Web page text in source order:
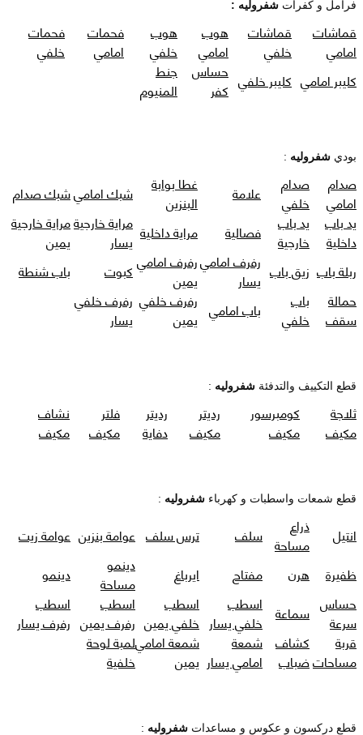
فرامل و كفرات شفروليه :
قماشات
امامي
قماشات
خلفي
هوب
امامي
هوب
خلفي
فحمات
امامي
فحمات
خلفي
كليبر امامي كليبر خلفي حساس
كفر
جنط
المنيوم
بودي شفروليه :
صدام
امامي
صدام
خلفي
علامة
غطا بوابة
البنزين
شبك اماميشبك صدام
يد باب
داخلية
يد باب
خارجية
فصالية مراية داخلية مراية خارجية
يسار
مراية خارجية
يمين
ربلة باب زيق باب رفرف امامي
يسار
رفرف امامي
يمين
كبوت
باب شنطة
حمالة
سقف
باب
خلفي
باب امامي رفرف خلفي
يمين
رفرف خلفي
يسار
قطع التكييف والتدفئة شفروليه :
ثلاجة
مكيف
كومبرسور
مكيف
رديتر
مكيف
رديتر
دفاية
فلتر
مكيف
نشاف
مكيف
قطع شمعات واسطبات و كهرباء شفروليه :
انتيل
ذراع
مساحة سلف ترس سلف عوامة بنزين عوامة زيت
ظفيرة
هرن مفتاح ايرباغ
دينمو
مساحة
دينمو
حساس
سرعة
سماعة اسطب
خلفي يسار
اسطب
خلفي يمين
اسطب
رفرف يمين
اسطب
رفرف يسار
قربة
مساحات
كشاف
ضباب
شمعة
امامي يسار
شمعة امامي
يمين
لمبة لوحة
خلفية
قطع دركسون و عكوس و مساعدات شفروليه :